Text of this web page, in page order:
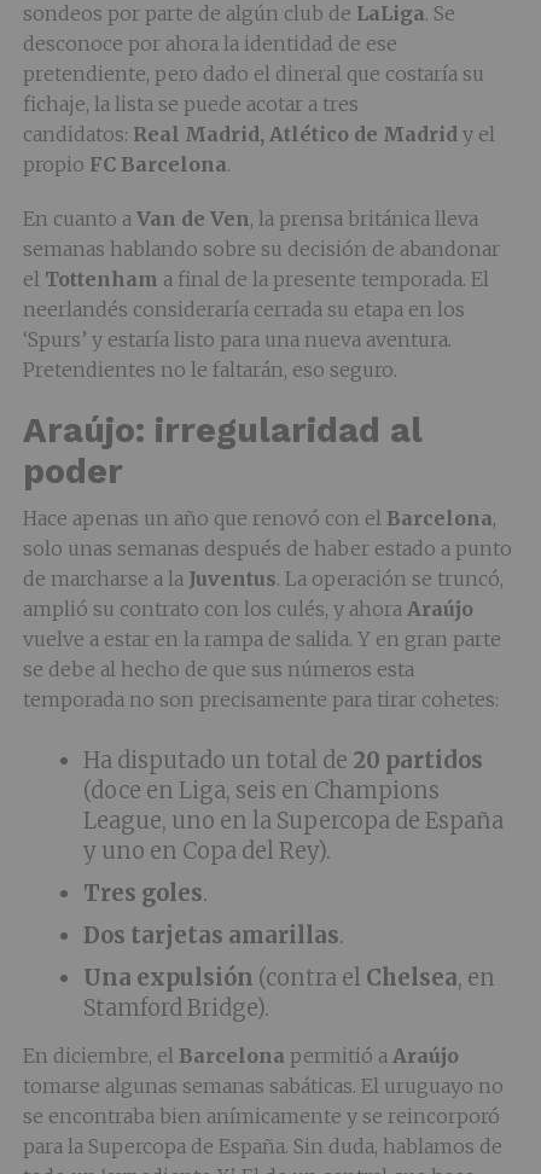
sondeos por parte de algún club de LaLiga. Se
desconoce por ahora la identidad de ese
pretendiente, pero dado el dineral que costaría su
fichaje, la lista se puede acotar a tres
candidatos: Real Madrid, Atlético de Madridy el
propio FC Barcelona.
En cuanto a Van de Ven, la prensa británica lleva
semanas hablando sobre su decisión de abandonar
el Tottenham a final de la presente temporada. El
neerlandés consideraría cerrada su etapa en los
‘Spurs’ y estaría listo para una nueva aventura.
Pretendientes no le faltarán, eso seguro.
Araújo: irregularidad al
poder
Hace apenas un año que renovó con el Barcelona,
solo unas semanas después de haber estado a punto
de marcharse a la Juventus. La operación se truncó,
amplió su contrato con los culés, y ahora Araújo
vuelve a estar en la rampa de salida. Y en gran parte
se debe al hecho de que sus números esta
temporada no son precisamente para tirar cohetes:
Ha disputado un total de 20 partidos
(doce en Liga, seis en Champions
League, uno en la Supercopa de España
y uno en Copa del Rey).
Tres goles.
Dos tarjetas amarillas.
Una expulsión (contra el Chelsea, en
Stamford Bridge).
En diciembre, el Barcelona permitió a Araújo
tomarse algunas semanas sabáticas. El uruguayo no
se encontraba bien anímicamente y se reincorporó
para la Supercopa de España. Sin duda, hablamos de